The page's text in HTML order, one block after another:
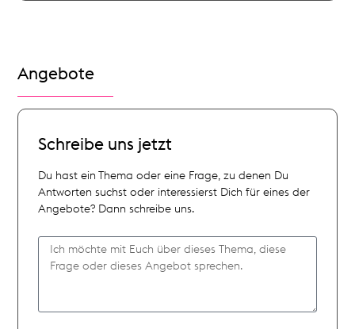
Angebote
Schreibe uns jetzt
Du hast ein Thema oder eine Frage, zu denen Du
Antworten suchst oder interessierst Dich für eines der
Angebote? Dann schreibe uns.